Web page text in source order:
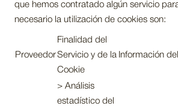
que hemos contratado algún servicio
necesario la utilización de cookies son:
Proveedor
Finalidad del
Servicio y de la
Cookie
Información
> Análisis
estadístico del